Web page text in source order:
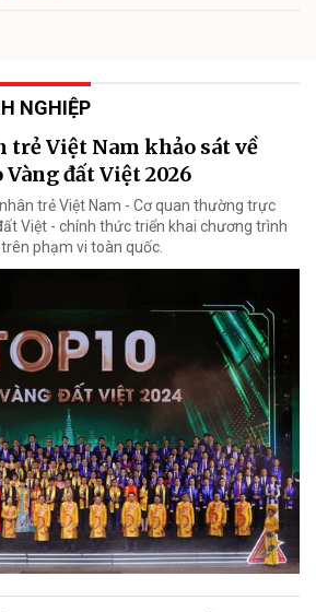
NGHIỆP
trẻ Việt Nam khảo sát về
đất Việt 2026
trẻ Việt Nam - Cơ quan thường trực
Việt - chính thức triển khai chương trình
phạm vi toàn quốc.